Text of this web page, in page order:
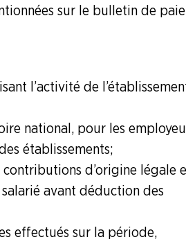
sur le bulletin de
l’activité de
national, pour les
établissements ;
d’origine légale
avant déduction des
effectués sur la période,